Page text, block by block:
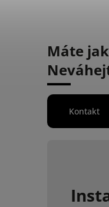
Máte
Kontakt